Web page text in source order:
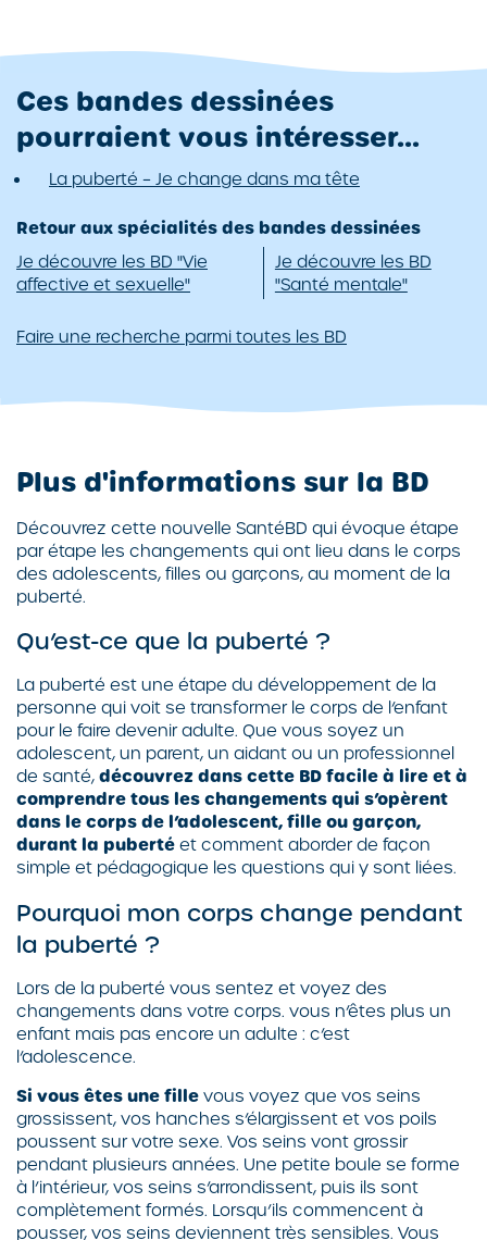
Ces bandes dessinées
pourraient vous intéresser...
La puberté – Je change dans ma tête
Retour aux spécialités des bandes dessinées
Je découvre les BD "Vie
affective et sexuelle"
Je découvre les BD
"Santé mentale"
Faire une recherche parmi toutes les BD
Plus d'informations sur la BD
Découvrez cette nouvelle SantéBD qui évoque étape
par étape les changements qui ont lieu dans le corps
des adolescents, filles ou garçons, au moment de la
puberté.
Qu’est-ce que la puberté ?
La puberté est une étape du développement de la
personne qui voit se transformer le corps de l’enfant
pour le faire devenir adulte. Que vous soyez un
adolescent, un parent, un aidant ou un professionnel
de santé,découvrez dans cette BD facile à lire et à
comprendre tous les changements qui s’opèrent
dans le corps de l’adolescent, fille ou garçon,
durant la pubertéet comment aborder de façon
simple et pédagogique les questions qui y sont liées.
Pourquoi mon corps change pendant
la puberté ?
Lors de la puberté vous sentez et voyez des
changements dans votre corps. vous n’êtes plus un
enfant mais pas encore un adulte : c’est
l’adolescence.
Si vous êtes une fillevous voyez que vos seins
grossissent, vos hanches s’élargissent et vos poils
poussent sur votre sexe. Vos seins vont grossir
pendant plusieurs années. Une petite boule se forme
à l’intérieur, vos seins s’arrondissent, puis ils sont
complètement formés. Lorsqu’ils commencent à
pousser, vos seins deviennent très sensibles. Vous